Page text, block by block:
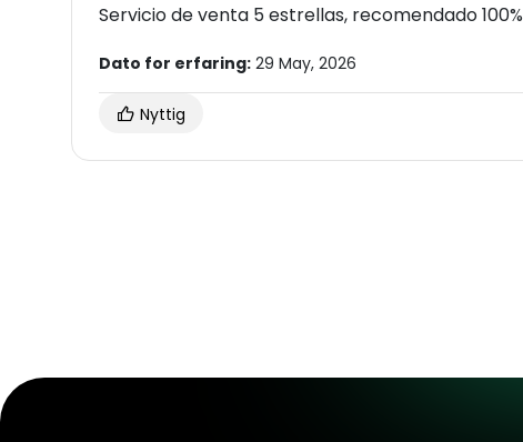
Servicio de venta 5 estrellas, recomendado 100%
Dato for erfaring: 29 May, 2026
Nyttig